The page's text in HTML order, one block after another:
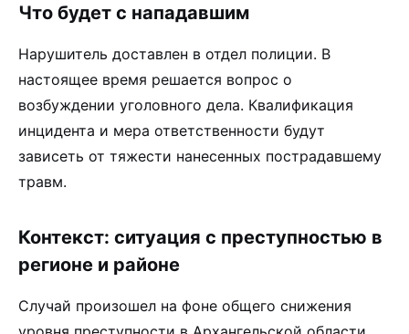
Что будет с нападавшим
Нарушитель доставлен в отдел полиции. В
настоящее время решается вопрос о
возбуждении уголовного дела. Квалификация
инцидента и мера ответственности будут
зависеть от тяжести нанесенных пострадавшему
травм.
Контекст: ситуация с преступностью в
регионе и районе
Случай произошел на фоне общего снижения